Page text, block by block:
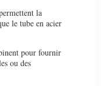
la
le tube en acier
pour fournir
ou des